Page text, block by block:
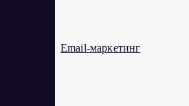
Email-маркетинг